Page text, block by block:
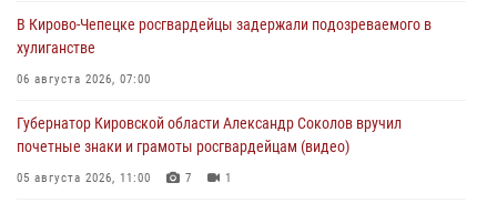
В Кирово-Чепецке росгвардейцы задержали подозреваемого в
хулиганстве
06 августа 2026, 07:00
Губернатор Кировской области Александр Соколов вручил
почетные знаки и грамоты росгвардейцам (видео)
05 августа 2026, 11:00 7 1